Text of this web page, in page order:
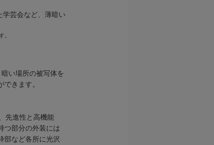
学芸会など、薄暗い
。
い場所の被写体を
きます。
先進性と高機能
つ部分の外装には
部など各所に光沢